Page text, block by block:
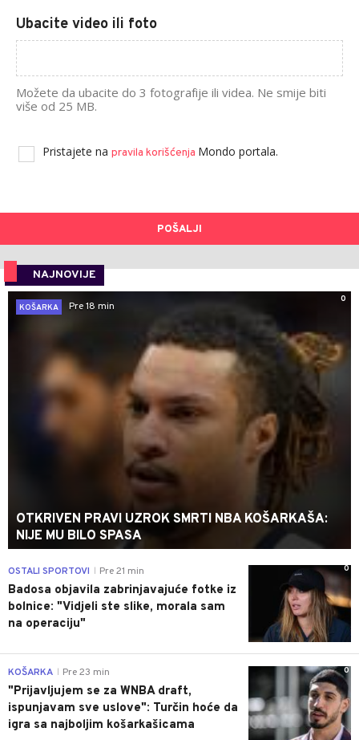
Ubacite video ili foto
Možete da ubacite do 3 fotografije ili videa. Ne smije biti
više od 25 MB.
Pristajete na pravila korišćenja Mondo portala.
POŠALJI
NAJNOVIJE
0
KOŠARKA
Pre 18 min
OTKRIVEN PRAVI UZROK SMRTI NBA KOŠARKAŠA:
NIJE MU BILO SPASA
0
OSTALI SPORTOVI Pre 21 min
Badosa objavila zabrinjavajuće fotke iz
bolnice: "Vidjeli ste slike, morala sam
na operaciju"
0
KOŠARKA Pre 23 min
"Prijavljujem se za WNBA draft,
ispunjavam sve uslove": Turčin hoće da
igra sa najboljim košarkašicama